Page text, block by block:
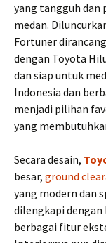
yang tangguh dan
medan.
Fortuner
dengan Toyota
dan siap untuk
Indonesia dan
menjadi pilihan
yang
Secara desain,
besar, ground
yang modern dan
dilengkapi dengan
berbagai fitur